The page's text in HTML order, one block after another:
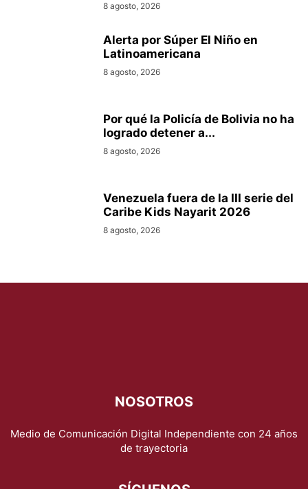
8 agosto, 2026
Alerta por Súper El Niño en
Latinoamericana
8 agosto, 2026
Por qué la Policía de Bolivia no ha
logrado detener a...
8 agosto, 2026
Venezuela fuera de la III serie del
Caribe Kids Nayarit 2026
8 agosto, 2026
NOSOTROS
Medio de Comunicación Digital Independiente con 24 años
de trayectoria